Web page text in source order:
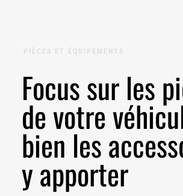
Focus sur les
de votre
bien les
y apporter